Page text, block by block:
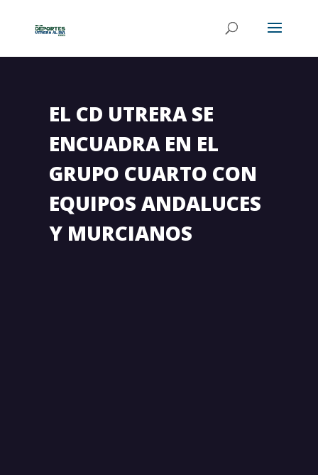
EL CD UTRERA SE
ENCUADRA EN EL
GRUPO CUARTO CON
EQUIPOS ANDALUCES
Y MURCIANOS